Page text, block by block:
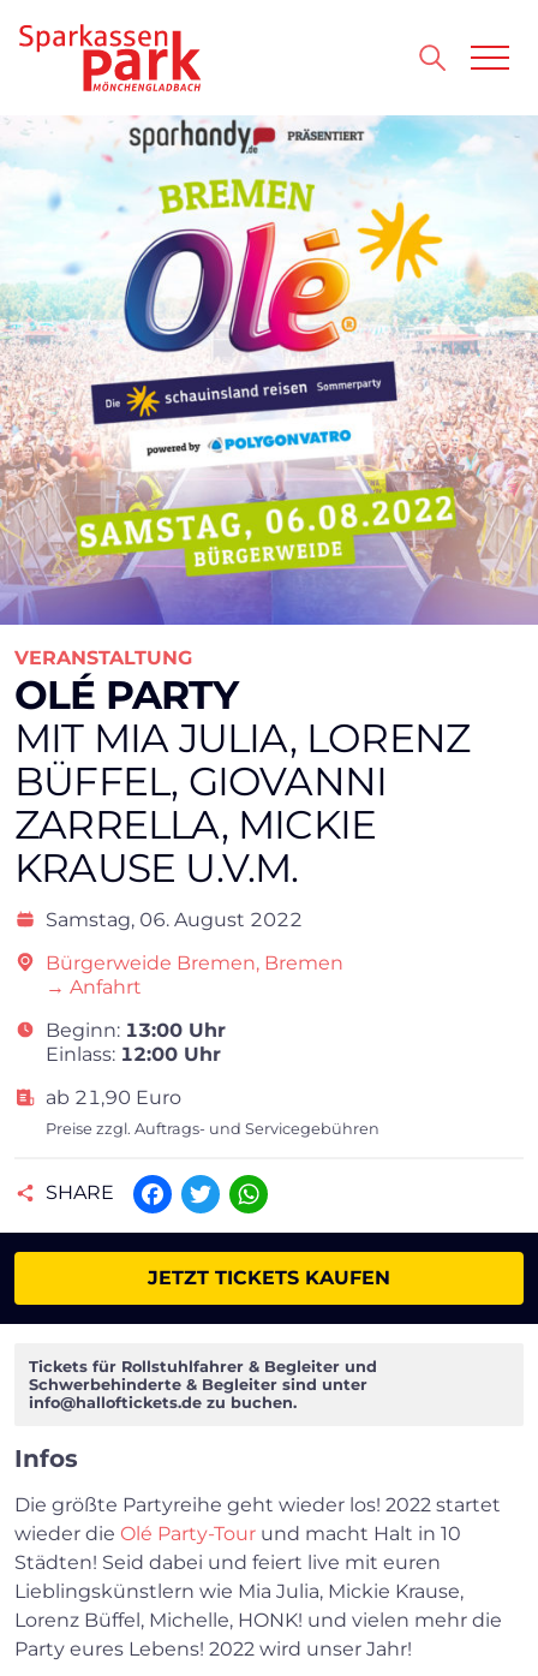
VERANSTALTUNG
OLÉ PARTY
MIT MIA JULIA, LORENZ
BÜFFEL, GIOVANNI
ZARRELLA, MICKIE
KRAUSE U.V.M.
Samstag, 06. August 2022
Bürgerweide Bremen, Bremen
→ Anfahrt
Beginn: 13:00 Uhr
Einlass: 12:00 Uhr
ab 21,90 Euro
Preise zzgl. Auftrags- und Servicegebühren
SHARE
Facebook
Twitter
WhatsApp
JETZT TICKETS KAUFEN
Tickets für Rollstuhlfahrer & Begleiter und
Schwerbehinderte & Begleiter sind unter
info@halloftickets.de zu buchen.
Infos
Die größte Partyreihe geht wieder los! 2022 startet
wieder die Olé Party-Tour und macht Halt in 10
Städten! Seid dabei und feiert live mit euren
Lieblingskünstlern wie Mia Julia, Mickie Krause,
Lorenz Büffel, Michelle, HONK! und vielen mehr die
Party eures Lebens! 2022 wird unser Jahr!